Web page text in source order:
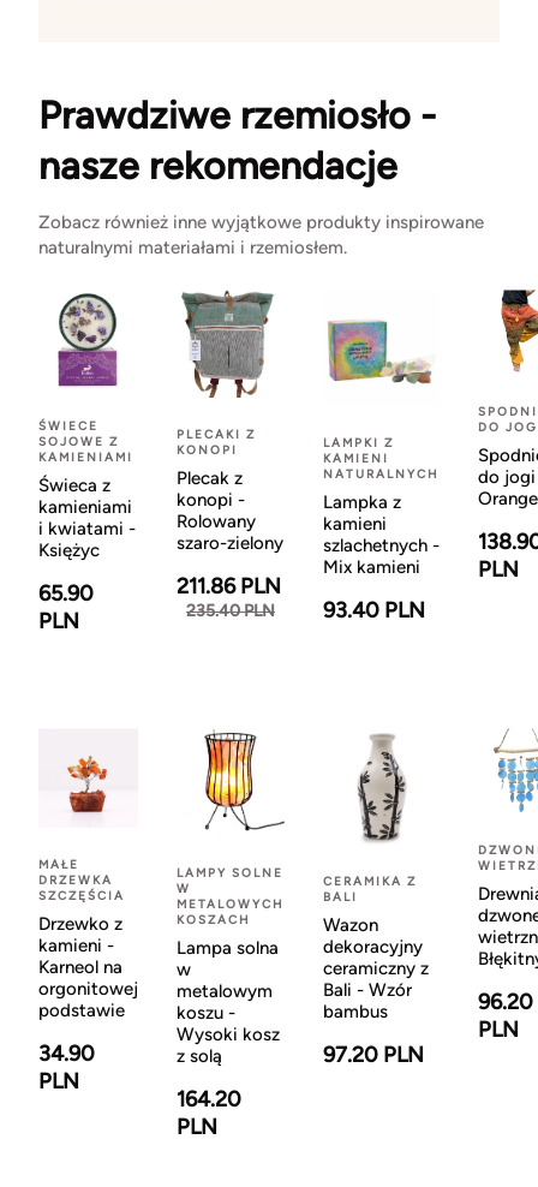
Prawdziwe rzemiosło -
nasze rekomendacje
Zobacz również inne wyjątkowe produkty inspirowane
naturalnymi materiałami i rzemiosłem.
ŚWIECE
SOJOWE Z
KAMIENIAMI
Świeca z
kamieniami
i kwiatami -
Księżyc
65.90
PLN
PLECAKI Z
KONOPI
Plecak z
konopi -
Rolowany
szaro-zielony
211.86 PLN
235.40 PLN
LAMPKI Z
KAMIENI
NATURALNYCH
Lampka z
kamieni
szlachetnych -
Mix kamieni
93.40 PLN
DO
do
Orange
PLN
MAŁE
DRZEWKA
SZCZĘŚCIA
Drzewko z
kamieni -
Karneol na
orgonitowej
podstawie
34.90
PLN
LAMPY SOLNE
W
METALOWYCH
KOSZACH
Lampa solna
w
metalowym
koszu -
Wysoki kosz
z solą
164.20
PLN
CERAMIKA Z
BALI
Wazon
dekoracyjny
ceramiczny z
Bali - Wzór
bambus
97.20 PLN
96.20
PLN